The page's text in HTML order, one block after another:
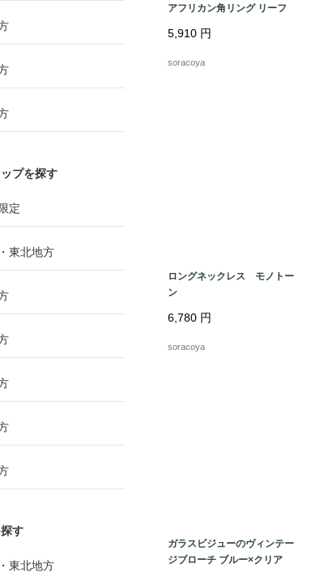
アフリカン角リング リーフ
5,910 円
soracoya
ロングネックレス モノトー
ン
6,780 円
soracoya
ガラスビジューのヴィンテー
ジブローチ ブルー×クリア
プを探す
定
東北地方
す
東北地方